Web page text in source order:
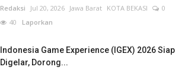
Redaksi Jul 20, 2026 Jawa Barat KOTA BEKASI
0
40 Laporkan
Indonesia Game Experience (IGEX) 2026 Siap
Digelar, Dorong...